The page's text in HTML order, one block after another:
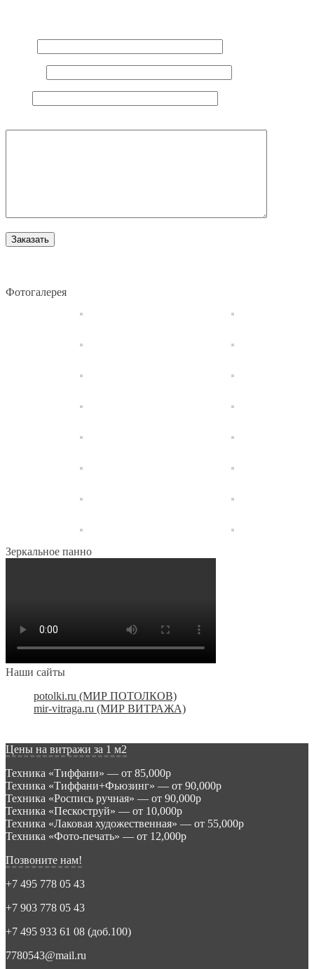
Фотогалерея
Зеркальное панно
Наши сайты
potolki.ru (МИР ПОТОЛКОВ)
mir-vitraga.ru (МИР ВИТРАЖА)
Цены на витражи за 1 м2
Техника «Тиффани» — от 85,000р
Техника «Тиффани+Фьюзинг» — от 90,000р
Техника «Роспись ручная» — от 90,000р
Техника «Пескоструй» — от 10,000р
Техника «Лаковая художественная» — от 55,000р
Техника «Фото-печать» — от 12,000р
Позвоните нам!
+7 495 778 05 43
+7 903 778 05 43
+7 495 933 61 08 (доб.100)
7780543@mail.ru